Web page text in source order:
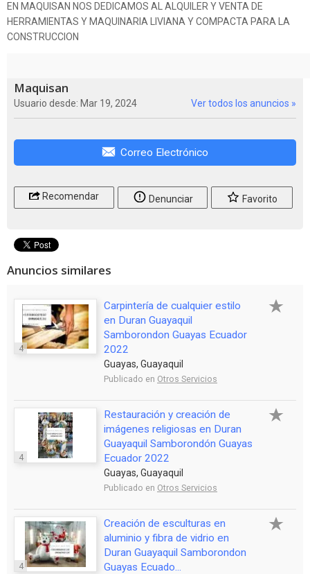
EN MAQUISAN NOS DEDICAMOS AL ALQUILER Y VENTA DE
HERRAMIENTAS Y MAQUINARIA LIVIANA Y COMPACTA PARA LA
CONSTRUCCION
Maquisan
Usuario desde: Mar 19, 2024 Ver todos los anuncios »
Correo Electrónico
Recomendar Denunciar Favorito
Anuncios similares
4
Carpintería de cualquier estilo
en Duran Guayaquil
Samborondon Guayas Ecuador
2022
Guayas, Guayaquil
Publicado en Otros Servicios
4
Restauración y creación de
imágenes religiosas en Duran
Guayaquil Samborondón Guayas
Ecuador 2022
Guayas, Guayaquil
Publicado en Otros Servicios
4
Creación de esculturas en
aluminio y fibra de vidrio en
Duran Guayaquil Samborondon
Guayas Ecuado...